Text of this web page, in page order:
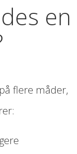
en
flere måder,